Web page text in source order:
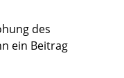
des
ein Beitrag